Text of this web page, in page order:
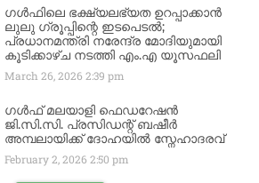
ഗൾഫിലെ ഭക്ഷ്യലഭ്യത ഉറപ്പാക്കാൻ
ലുലു ഗ്രൂപ്പിന്റെ ഇടപെടൽ;
പ്രധാനമന്ത്രി നരേന്ദ്ര മോദിയുമായി
കൂടിക്കാഴ്ച നടത്തി എം.എ യൂസഫലി
March 26, 20262:39 pm
ഗൾഫ് മലയാളി ഫെഡറേഷൻ
ജി.സി.സി. പ്രസിഡന്റ് ബഷീർ
അമ്പലായിക്ക് ദോഹയിൽ സ്നേഹാദരവ്
February 2, 20262:50 pm